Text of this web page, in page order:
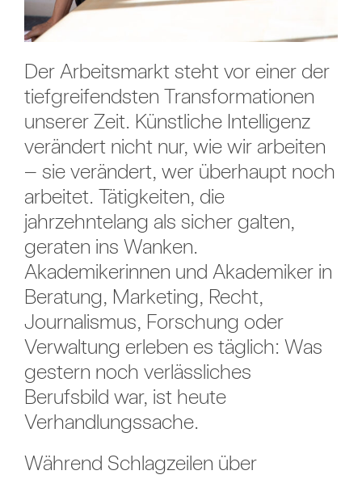
Der Arbeitsmarkt steht vor einer der
tiefgreifendsten Transformationen
unserer Zeit. Künstliche Intelligenz
verändert nicht nur, wie wir arbeiten
– sie verändert, wer überhaupt noch
arbeitet. Tätigkeiten, die
jahrzehntelang als sicher galten,
geraten ins Wanken.
Akademikerinnen und Akademiker in
Beratung, Marketing, Recht,
Journalismus, Forschung oder
Verwaltung erleben es täglich: Was
gestern noch verlässliches
Berufsbild war, ist heute
Verhandlungssache.
Während Schlagzeilen über